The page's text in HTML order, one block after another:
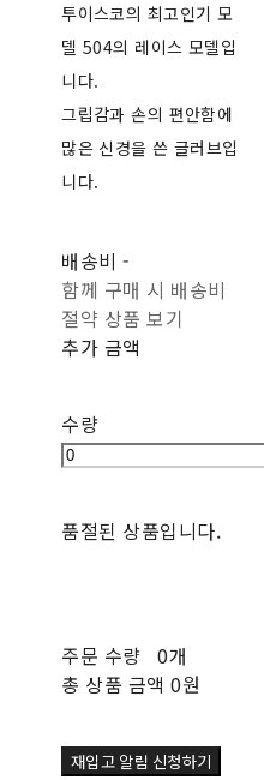
투이스코의 최고인기 모
델 504의 레이스 모델입
니다.
그립감과 손의 편안함에
많은 신경을 쓴 글러브입
니다.
배송비-
함께 구매 시 배송비
절약 상품 보기
추가 금액
수량
품절된 상품입니다.
주문 수량 0개
총 상품 금액 0원
재입고 알림 신청하기